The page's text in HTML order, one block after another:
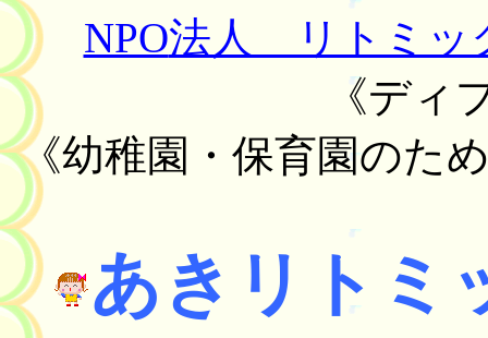
NPO法人 リトミッ
《ディ
《幼稚園・保育園のた
あきリトミ